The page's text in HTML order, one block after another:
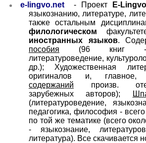
● e-lingvo.net - Проект E-
языкознанию, литературе,
также остальным
филологическом
иностранных языков.
пособия (96 книг -
литературоведение,
др.); Художественная
оригиналов и,
содержаний произв.
зарубежных авторов);
(литературоведение,
педагогика, философия -
по той же тематике (всего
- языкознание,
литература). Все скачивается